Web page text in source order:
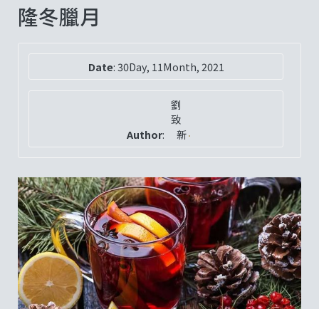
隆冬臘月
Date:30Day, 11Month, 2021
Author:
劉
致
新